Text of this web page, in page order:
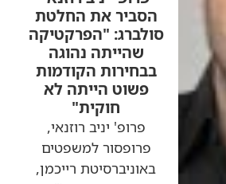
הסביר את החלטת
סולברג: "הפרקטיקה
שהייתה נהוגה
בבחירות הקודמות
פשוט הייתה לא
חוקית"
פרופ' יניב רוזנאי,
פרופסור למשפטים
באוניברסיטת רייכמן,